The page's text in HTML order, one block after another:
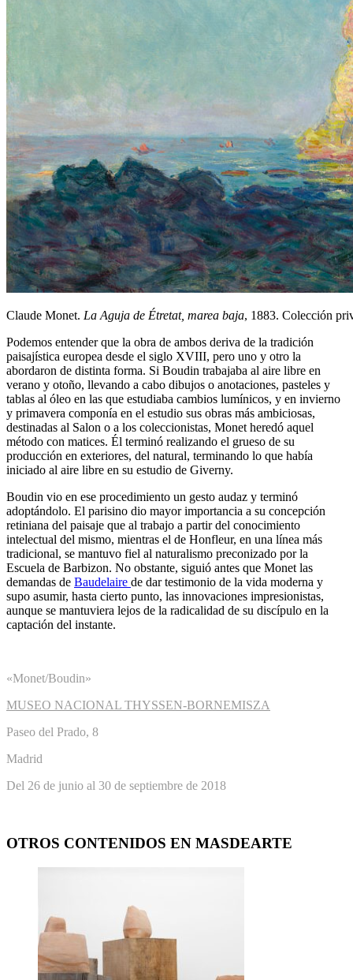
Claude Monet. La Aguja de Étretat, marea baja, 1883. Colección
Podemos entender que la obra de ambos deriva de la tradición
paisajística europea desde el siglo XVIII, pero uno y otro la
abordaron de distinta forma. Si Boudin trabajaba al aire libre en
verano y otoño, llevando a cabo dibujos o anotaciones, pasteles y
tablas al óleo en las que estudiaba cambios lumínicos, y en invierno
y primavera componía en el estudio sus obras más ambiciosas,
destinadas al Salon o a los coleccionistas, Monet heredó aquel
método con matices. Él terminó realizando el grueso de su
producción en exteriores, del natural, terminando lo que había
iniciado al aire libre en su estudio de Giverny.
Boudin vio en ese procedimiento un gesto audaz y terminó
adoptándolo. El parisino dio mayor importancia a su concepción
retiniana del paisaje que al trabajo a partir del conocimiento
intelectual del mismo, mientras el de Honfleur, en una línea más
tradicional, se mantuvo fiel al naturalismo preconizado por la
Escuela de Barbizon. No obstante, siguió antes que Monet las
demandas de Baudelaire de dar testimonio de la vida moderna y
supo asumir, hasta cierto punto, las innovaciones impresionistas,
aunque se mantuviera lejos de la radicalidad de su discípulo en la
captación del instante.
«Monet/Boudin»
MUSEO NACIONAL THYSSEN-BORNEMISZA
Paseo del Prado, 8
Madrid
Del 26 de junio al 30 de septiembre de 2018
OTROS CONTENIDOS EN MASDEARTE